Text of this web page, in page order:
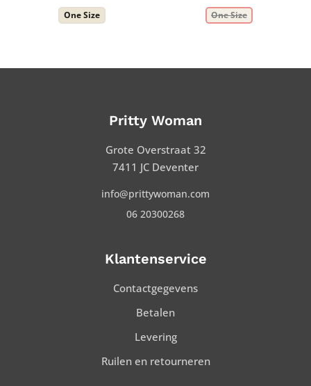
One Size One Size
Pritty Woman
Grote Overstraat 32
7411 JC Deventer
info@prittywoman.com
06 20300268
Klantenservice
Contactgegevens
Betalen
Levering
Ruilen en retourneren